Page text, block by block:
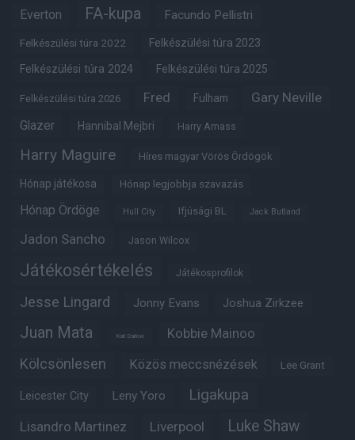
Everton FA-kupa Facundo Pellistri
Felkészülési túra 2022 Felkészülési túra 2023
Felkészülési túra 2024 Felkészülési túra 2025
Felkészülési túra 2026 Fred Fulham Gary Neville
Glazer Hannibal Mejbri Harry Amass
Harry Maguire Híres magyar Vörös Ördögök
Hónap játékosa Hónap legjobbja szavazás
Hónap Ördöge Hull City Ifjúsági BL Jack Butland
Jadon Sancho Jason Wilcox
Játékosértékelés Játékosprofilok
Jesse Lingard Jonny Evans Joshua Zirkzee
Juan Mata Karl Darlow Kobbie Mainoo
Kölcsönlesen Közös meccsnézések Lee Grant
Leicester City Leny Yoro Ligakupa
Lisandro Martinez Liverpool Luke Shaw